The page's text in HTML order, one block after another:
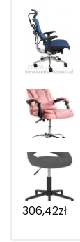
306,42zł